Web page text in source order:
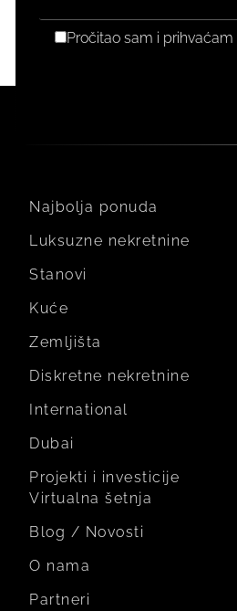
GDPRPročitao sam i prihvaćam
Najbolja ponuda
Luksuzne nekretnine
Stanovi
Kuće
Zemljišta
Diskretne nekretnine
International
Dubai
Projekti i investicije
Virtualna šetnja
Blog / Novosti
O nama
Partneri